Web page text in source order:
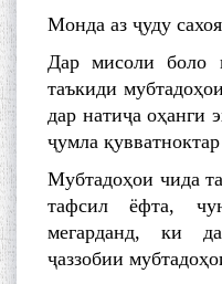
Монда аз ҷуду
Дар мисоли боло
таъкиди
дар натиҷа оҳанги
ҷумла
Мубтадоҳои чида
тафсил ёфта,
мегарданд, ки
ҷаззобии